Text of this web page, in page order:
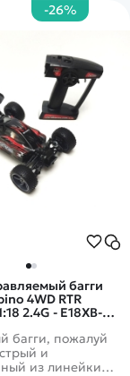
-26%
багги
4WD RTR
2.4G - E18XB-
багги, пожалуй
и
из линейки